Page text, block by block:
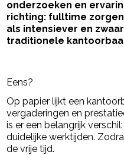
onderzoeken en
richting: fulltime
als intensiever en
traditionele
Eens?
Op papier lijkt een
vergaderingen en
is er een belangrijk
duidelijke werktijden.
de vrije tijd.